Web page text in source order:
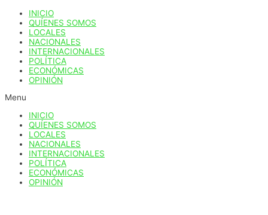
contenido
INICIO
QUÍENES SOMOS
LOCALES
NACIONALES
INTERNACIONALES
POLÍTICA
ECONÓMICAS
OPINIÓN
Menu
INICIO
QUÍENES SOMOS
LOCALES
NACIONALES
INTERNACIONALES
POLÍTICA
ECONÓMICAS
OPINIÓN